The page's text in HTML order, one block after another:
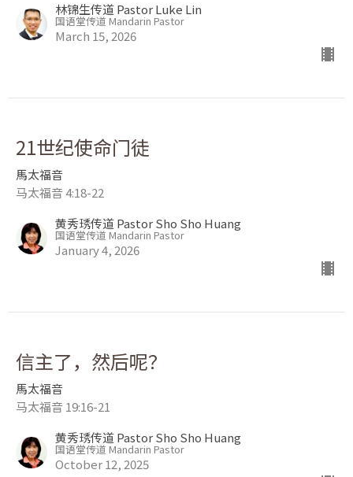
林锦生传道 Pastor Luke Lin
国语堂传道 Mandarin Pastor
March 15, 2026
21世纪使命门徒
馬太福音
马太福音 4:18-22
黄秀琇传道 Pastor Sho Sho Huang
国语堂传道 Mandarin Pastor
January 4, 2026
信主了，然后呢？
馬太福音
马太福音 19:16-21
黄秀琇传道 Pastor Sho Sho Huang
国语堂传道 Mandarin Pastor
October 12, 2025